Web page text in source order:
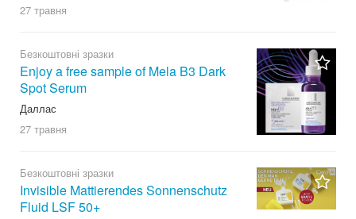
27 травня
Безкоштовні зразки
Enjoy a free sample of Mela B3 Dark
Spot Serum
Даллас
27 травня
Безкоштовні зразки
Invisible Mattierendes Sonnenschutz
Fluid LSF 50+